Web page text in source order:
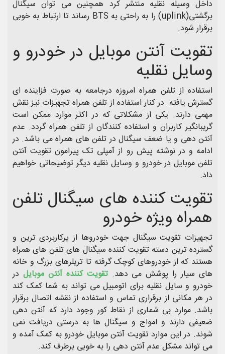
داخل وسیله نقلیه منتشر کرد همچنین می توان سیگنال
برگشتی(uplink) را به راحتی به BTS رساند تا ارتباط به خوبی
برقرار شود.
تقویت آنتن موبایل در خودرو و
وسایل نقلیه
استفاده از تلفن همراه امروزه درجامعه به صورت فزاینده ای
گسترش یافته. در کنار استفاده از تلفن همراه تجهیزات نیز نقش
مهمی دارند. یکی از مشکلاتی که در اکثر موارد ممکن است
گریبانگیر کاربران و استفاده کنندگان از تلفن همراه گردد. عدم
آنتن دهی و یا ضعف سیگنال در تلفن های همراه می باشد. در
ادامه و در نوشته پیش رو از آمپلی تک پیرامون تقویت آنتن
تلفن موبایل در خودرو و وسایل نقلیه دیگر توضیحاتی خواهیم
داد.
تقویت کننده های سیگنال تلفن
همراه ویژه خودرو
تجهیزات تقویت سیگنال جهت خودروها از پرکاربردی ترین و
گسترده ترین دسته تقویت کننده سیگنال های تلفن های همراه
هستند که از خودروهای کوچک گرفته تا تریلرهای بزرگ و خانه
های سیار را پوشش می دهد.تقویت کننده آنتن موبایل در
خودرو و سایل نقلیه برای اتومبیل می تواند به شما کمک کند
در هر مکانی از برقراری تماس و استفاده از نقشه اتصال برقرار
باشد. موارد بی شماری از نقاط کور وجود دارد که آنتن دهی
ضعیفی دارند و امواج و سیگنال ها به درستی دریافت نمی
شوند. در این موارد تقویت آنتن موبایل خودرو به کمک آمده و
می تواند مشکل عدم آنتن دهی را به خوبی برطرف کند.